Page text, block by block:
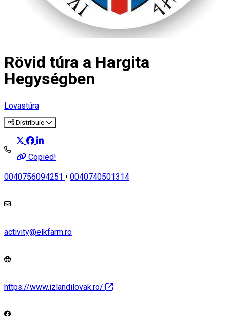
Rövid túra a Hargita
Hegységben
Lovastúra
Distribuie
Copied!
0040756094251 • 0040740501314
activity@elkfarm.ro
https://www.izlandilovak.ro/